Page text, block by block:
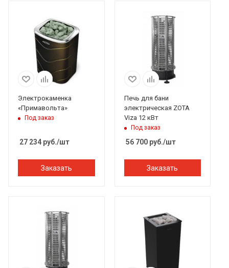
Электрокаменка
«Примавольта»
Под заказ
27 234 руб./шт
Заказать
Печь для бани
электрическая ZOTA
Viza 12 кВт
Под заказ
56 700руб./шт
Заказать